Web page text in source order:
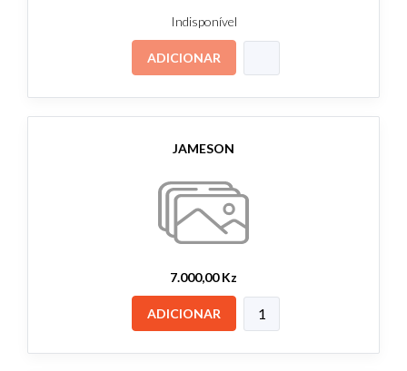
Indisponível
ADICIONAR
JAMESON
7.000,00 Kz
ADICIONAR